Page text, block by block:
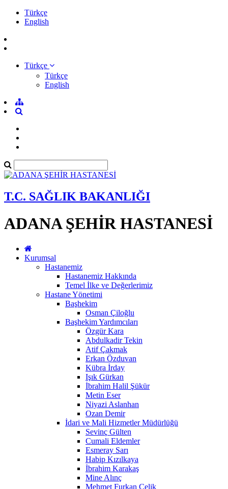
Türkçe
English
Türkçe
Türkçe
English
T.C. SAĞLIK BAKANLIĞI
ADANA ŞEHİR HASTANESİ
Kurumsal
Hastanemiz
Hastanemiz Hakkında
Temel İlke ve Değerlerimiz
Hastane Yönetimi
Başhekim
Osman Çiloğlu
Başhekim Yardımcıları
Özgür Kara
Abdulkadir Tekin
Atif Çakmak
Erkan Özduvan
Kübra İrday
Işık Gürkan
İbrahim Halil Şükür
Metin Eser
Niyazi Aslanhan
Ozan Demir
İdari ve Mali Hizmetler Müdürlüğü
Sevinç Gülten
Cumali Eldemler
Esmeray Sarı
Habip Kızılkaya
İbrahim Karakaş
Mine Alınç
Mehmet Furkan Çelik